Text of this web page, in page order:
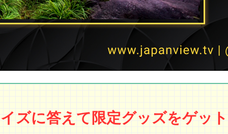
ズに答えて限定グッズをゲッ